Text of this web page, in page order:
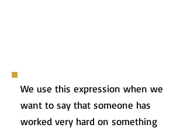
We use this expression when we
want to say that someone has
worked very hard on something